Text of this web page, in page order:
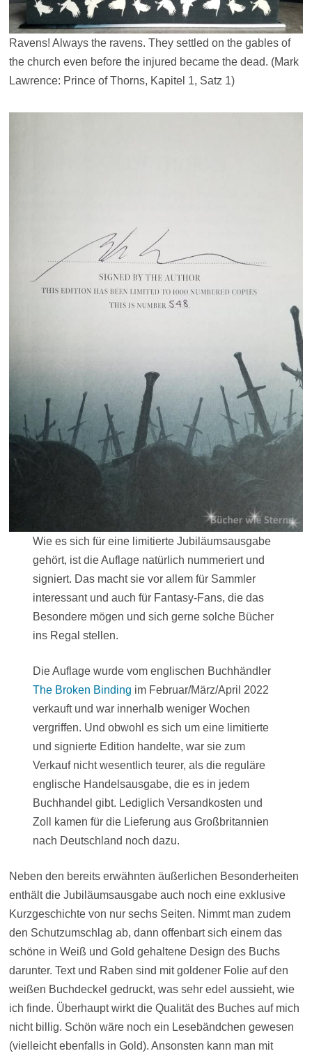
Ravens! Always the ravens. They settled on the gables of
the church even before the injured became the dead. (Mark
Lawrence: Prince of Thorns, Kapitel 1, Satz 1)
Wie es sich für eine limitierte Jubiläumsausgabe
gehört, ist die Auflage natürlich nummeriert und
signiert. Das macht sie vor allem für Sammler
interessant und auch für Fantasy-Fans, die das
Besondere mögen und sich gerne solche Bücher
ins Regal stellen.
Die Auflage wurde vom englischen Buchhändler
The Broken Binding im Februar/März/April 2022
verkauft und war innerhalb weniger Wochen
vergriffen. Und obwohl es sich um eine limitierte
und signierte Edition handelte, war sie zum
Verkauf nicht wesentlich teurer, als die reguläre
englische Handelsausgabe, die es in jedem
Buchhandel gibt. Lediglich Versandkosten und
Zoll kamen für die Lieferung aus Großbritannien
nach Deutschland noch dazu.
Neben den bereits erwähnten äußerlichen Besonderheiten
enthält die Jubiläumsausgabe auch noch eine exklusive
Kurzgeschichte von nur sechs Seiten. Nimmt man zudem
den Schutzumschlag ab, dann offenbart sich einem das
schöne in Weiß und Gold gehaltene Design des Buchs
darunter. Text und Raben sind mit goldener Folie auf den
weißen Buchdeckel gedruckt, was sehr edel aussieht, wie
ich finde. Überhaupt wirkt die Qualität des Buches auf mich
nicht billig. Schön wäre noch ein Lesebändchen gewesen
(vielleicht ebenfalls in Gold). Ansonsten kann man mit